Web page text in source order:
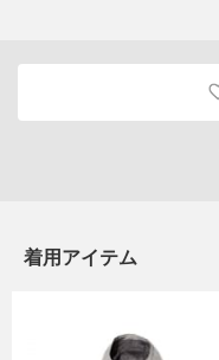
着用アイテム